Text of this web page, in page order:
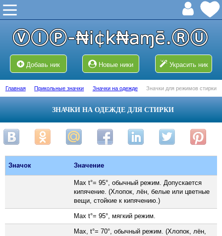
Добавь ник Новые ники Украсить ник
Главная Прикольные значки Значки на одежде Значки для режимов стирки
ЗНАЧКИ НА ОДЕЖДЕ ДЛЯ СТИРКИ
Значок Значение
Max t°= 95°, обычный режим. Допускается
кипячение. (Хлопок, лён, белые или цветные
вещи, стойкие к кипячению.)
Max t°= 95°, мягкий режим.
Max, t°= 70°, обычный режим. (Хлопок, лён,